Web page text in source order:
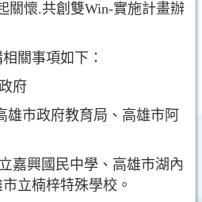
關懷.共創雙Win-實施計畫辦
關事項如下：
府
雄市政府教育局、高雄市阿
嘉興國民中學、高雄市湖內
立楠梓特殊學校。